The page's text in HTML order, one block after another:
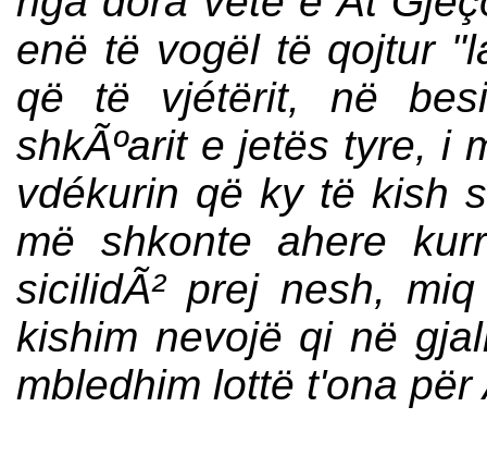
enë të vogël të qojtur
që të vjétërit, në
shkÃºarit e jetës tyre, i
vdékurin që ky të kish
më shkonte ahere
sicilidÃ² prej nesh,
kishim nevojë qi në
mbledhim lottë t'ona për